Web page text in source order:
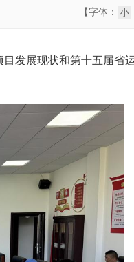
【字体： 小
发展现状和第十五届省